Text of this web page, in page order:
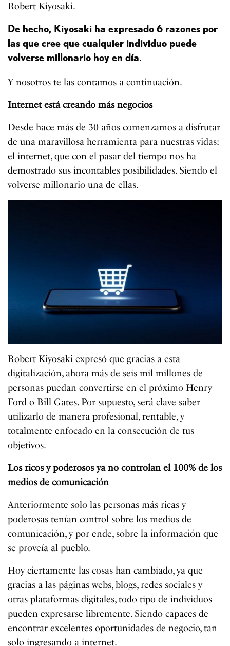
Robert Kiyosaki.
De hecho, Kiyosaki ha expresado 6 razones por
las que cree que cualquier individuo puede
volverse millonario hoy en día.
Y nosotros te las contamos a continuación.
Internet está creando más negocios
Desde hace más de 30 años comenzamos a disfrutar
de una maravillosa herramienta para nuestras vidas:
el internet, que con el pasar del tiempo nos ha
demostrado sus incontables posibilidades. Siendo el
volverse millonario una de ellas.
Robert Kiyosaki expresó que gracias a esta
digitalización, ahora más de seis mil millones de
personas puedan convertirse en el próximo Henry
Ford o Bill Gates. Por supuesto, será clave saber
utilizarlo de manera profesional, rentable, y
totalmente enfocado en la consecución de tus
objetivos.
Los ricos y poderosos ya no controlan el 100% de los
medios de comunicación
Anteriormente solo las personas más ricas y
poderosas tenían control sobre los medios de
comunicación, y por ende, sobre la información que
se proveía al pueblo.
Hoy ciertamente las cosas han cambiado, ya que
gracias a las páginas webs, blogs, redes sociales y
otras plataformas digitales, todo tipo de individuos
pueden expresarse libremente. Siendo capaces de
encontrar excelentes oportunidades de negocio, tan
solo ingresando a internet.